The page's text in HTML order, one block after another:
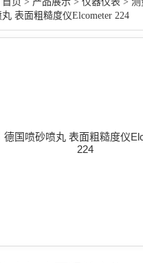
表面粗糙度仪Elcometer 224